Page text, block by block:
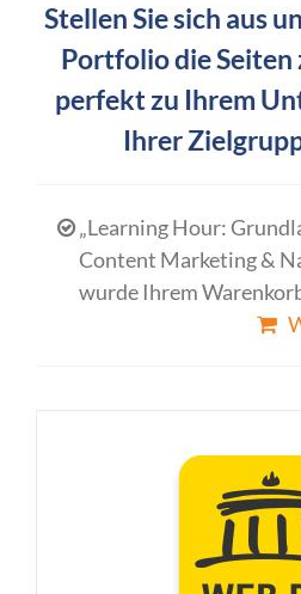
Stellen Sie sich aus
Portfolio die Seiten
perfekt zu Ihrem
Ihrer
„Learning Hour:
Content Marketing &
wurde Ihrem